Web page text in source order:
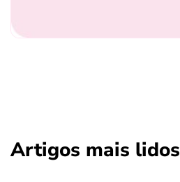
Artigos mais lidos